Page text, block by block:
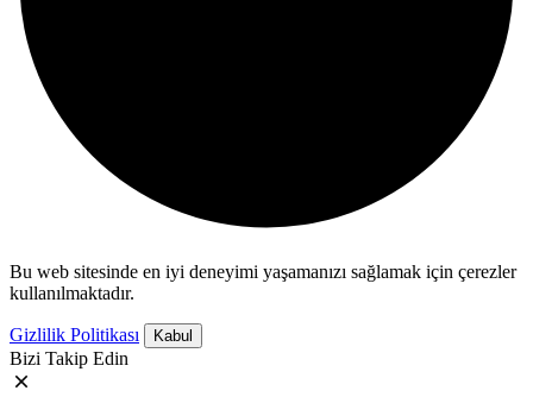
Bu web sitesinde en iyi deneyimi yaşamanızı sağlamak için çerezler
kullanılmaktadır.
Gizlilik Politikası Kabul
Bizi Takip Edin